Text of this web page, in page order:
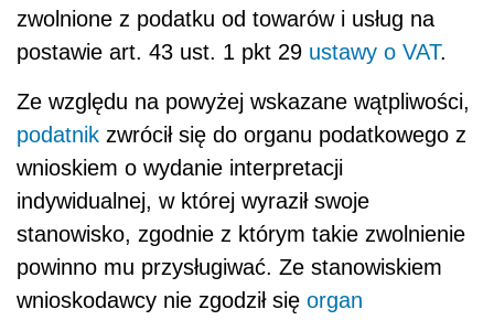
zwolnione z podatku od towarów i usług na
postawie art. 43 ust. 1 pkt 29 ustawy o VAT.
Ze względu na powyżej wskazane wątpliwości,
podatnik zwrócił się do organu podatkowego z
wnioskiem o wydanie interpretacji
indywidualnej, w której wyraził swoje
stanowisko, zgodnie z którym takie zwolnienie
powinno mu przysługiwać. Ze stanowiskiem
wnioskodawcy nie zgodził się organ